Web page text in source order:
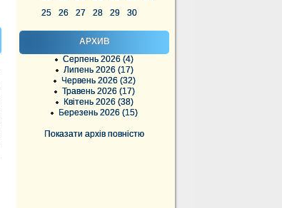
25
26 27 28 29 30
АРХИВ
Серпень 2026 (4)
Липень 2026 (17)
Червень 2026 (32)
Травень 2026 (17)
Квітень 2026 (38)
Березень 2026 (15)
Показати архів повністю